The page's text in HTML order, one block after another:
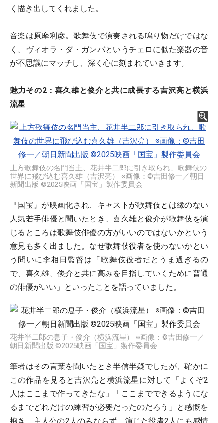
く描き出してくれました。
音楽は原摩利彦。歌舞伎で演奏される鳴り物だけではな
く、ヴィオラ・ダ・ガンバというチェロに似た楽器の音
が不思議にマッチし、深く心に刻まれていきます。
魅力その2：喜久雄と俊介と共に成長する吉沢亮と横浜
流星
上方歌舞伎の名門当主、花井半二郎に引き取られ、歌舞伎の
世界に飛び込む喜久雄（吉沢亮） ※画像：©吉田修一／朝日
新聞出版 ©2025映画「国宝」製作委員会
『国宝』が映画化され、キャストが歌舞伎とは縁のない
人気若手俳優と聞いたとき、喜久雄と俊介が歌舞伎を演
じるところは歌舞伎俳優の方がいいのではないかという
意見も多く出ました。なぜ歌舞伎役者を使わないかとい
う問いに李相日監督は「歌舞伎役者だとうま過ぎるの
で、喜久雄、俊介と共に高みを目指していくために普通
の俳優がいい」といったことを語っていました。
花井半二郎の息子・俊介（横浜流星） ※画像：©吉田修一／
朝日新聞出版 ©2025映画「国宝」製作委員会
筆者はその言葉を聞いたとき半信半疑でしたが、確かに
この作品を見ると吉沢亮と横浜流星に対して「よくぞ2
人はここまで作ってきたな」「ここまでできるようにな
るまでどれだけの練習が必要だったのだろう」と感慨を
抱き、主人公の2人のみならず、演じた役者2人にも感情